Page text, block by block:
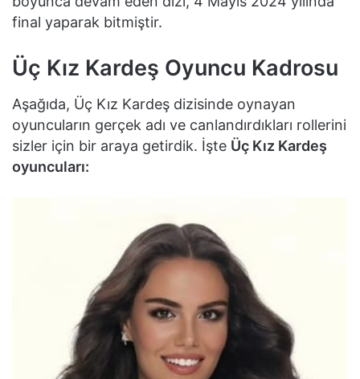
final yaparak bitmiştir.
Üç Kız Kardeş Oyuncu Kadrosu
Aşağıda, Üç Kız Kardeş dizisinde oynayan
oyuncuların gerçek adı ve canlandırdıkları rollerini
sizler için bir araya getirdik. İşte Üç Kız Kardeş
oyuncuları: